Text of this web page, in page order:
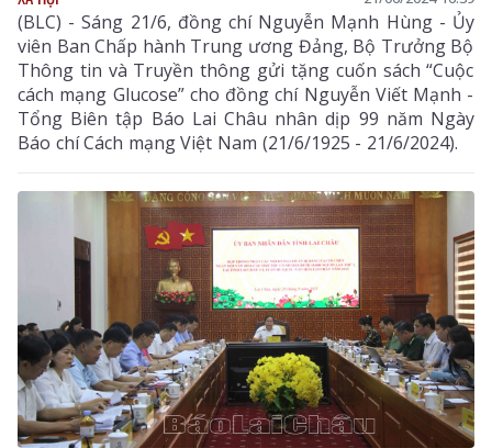
(BLC) - Sáng 21/6, đồng chí Nguyễn Mạnh Hùng - Ủy
viên Ban Chấp hành Trung ương Đảng, Bộ Trưởng Bộ
Thông tin và Truyền thông gửi tặng cuốn sách “Cuộc
cách mạng Glucose” cho đồng chí Nguyễn Viết Mạnh -
Tổng Biên tập Báo Lai Châu nhân dịp 99 năm Ngày
Báo chí Cách mạng Việt Nam (21/6/1925 - 21/6/2024).